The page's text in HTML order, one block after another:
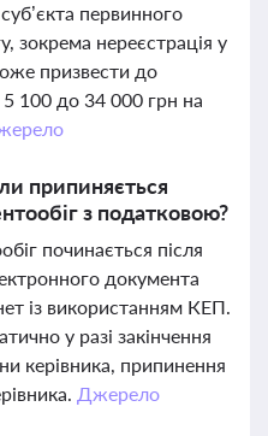
первинного
зокрема нереєстрація у
призвести до
100 до 34 000 грн на
припиняється
з податковою?
починається після
документа
із використанням КЕП.
у разі закінчення
керівника, припинення
Джерело